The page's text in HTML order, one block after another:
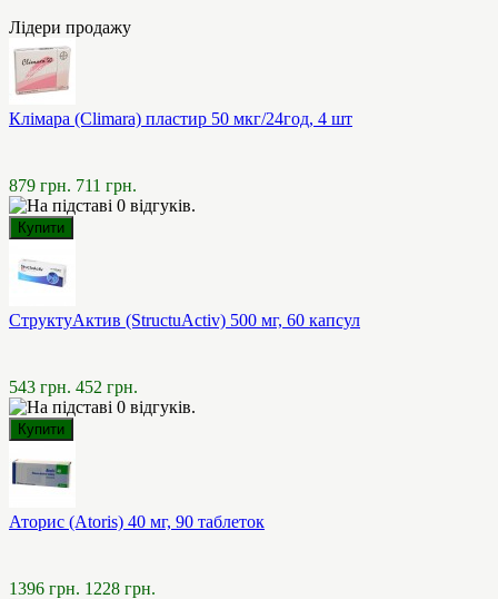
Лідери продажу
Клімара (Climara) пластир 50 мкг/24год, 4 шт
879 грн. 711 грн.
СтруктуАктив (StructuActiv) 500 мг, 60 капсул
543 грн. 452 грн.
Аторис (Atoris) 40 мг, 90 таблеток
1396 грн. 1228 грн.